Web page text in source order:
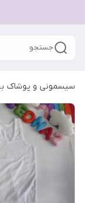
جستجو
سیسمونی و پوشاک